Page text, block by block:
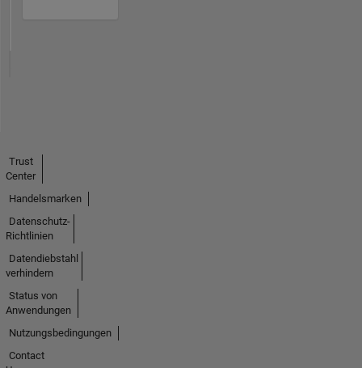
Trust
Center
Handelsmarken
Datenschutz-
Richtlinien
Datendiebstahl
verhindern
Status von
Anwendungen
Nutzungsbedingungen
Contact